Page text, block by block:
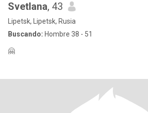
Svetlana, 43
Lipetsk, Lipetsk, Rusia
Buscando: Hombre 38 - 51
🤗